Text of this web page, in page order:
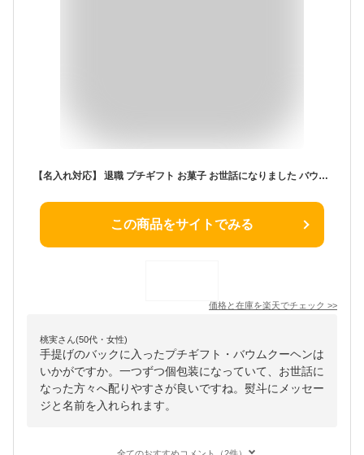
【名入れ対応】 退職 プチギフト お菓子 お世話になりました バウムクーヘン コーヒー バッグ 転勤 引越し お礼 学校 プレゼント 個包装 大量 おしゃれ 送料無料 女性 男性 お礼の品 粗品
この商品をサイトでみる
価格と在庫を楽天でチェック >>
桃実さん(50代・女性)
手提げのバックに入ったプチギフト・バウムクーヘンは
いかがですか。一つずつ個包装になっていて、お世話に
なった方々へ配りやすさが良いですね。熨斗にメッセー
ジと名前を入れられます。